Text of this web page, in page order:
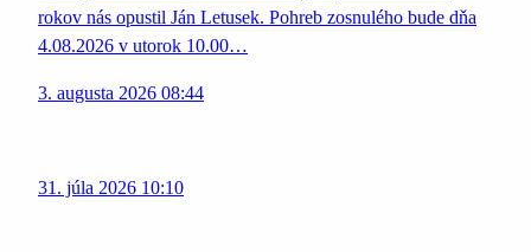
rokov nás opustil Ján Letusek. Pohreb zosnulého bude dňa
4.08.2026 v utorok 10.00…
3. augusta 2026 08:44
31. júla 2026 10:10